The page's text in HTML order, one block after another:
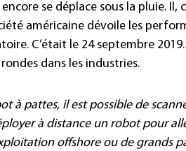
se déplace sous la pluie. Il,
américaine dévoile les
C’était le 24 septembre
dans les industries.
à pattes, il est possible de
à distance un robot pour
offshore ou de grands